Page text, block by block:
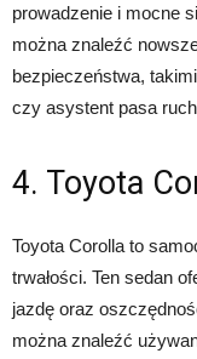
prowadzenie i mocne
można znaleźć
bezpieczeństwa,
czy asystent pasa
4. Toyota
Toyota Corolla to
trwałości. Ten sedan
jazdę oraz
można znaleźć